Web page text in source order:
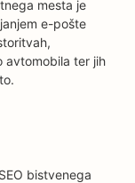
mesta je
e-pošte
avtomobila ter jih
bistvenega